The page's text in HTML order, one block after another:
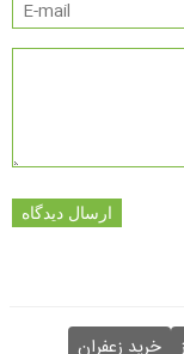
ارسال دیدگاه
خرید زعفران